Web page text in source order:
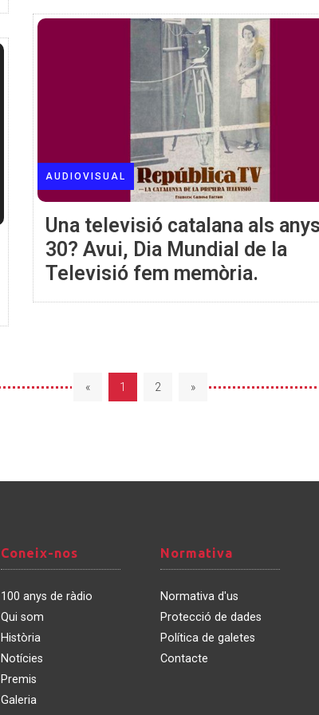
AUDIOVISUAL
Una televisió catalana als
30? Avui, Dia Mundial de la
Televisió fem memòria.
« 1 2 »
Coneix-
nos
Coneix-nos
100 anys de ràdio
Qui som
Història
Notícies
Premis
Galeria
Normativa
Normativa
Normativa d'us
Protecció de dades
Política de galetes
Contacte